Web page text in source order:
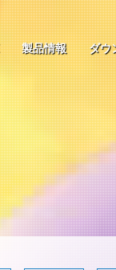
製品情報 ダウ